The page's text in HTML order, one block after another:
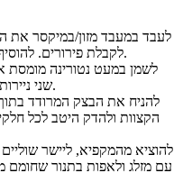
לקבלת פירורים. להוסיף את הביצה ולעבד רק עד לאיחוד.
שני ניירות אפייה לעיגול גדול יותר מהתבנית.
הקצוות ולהדק היטב לכל